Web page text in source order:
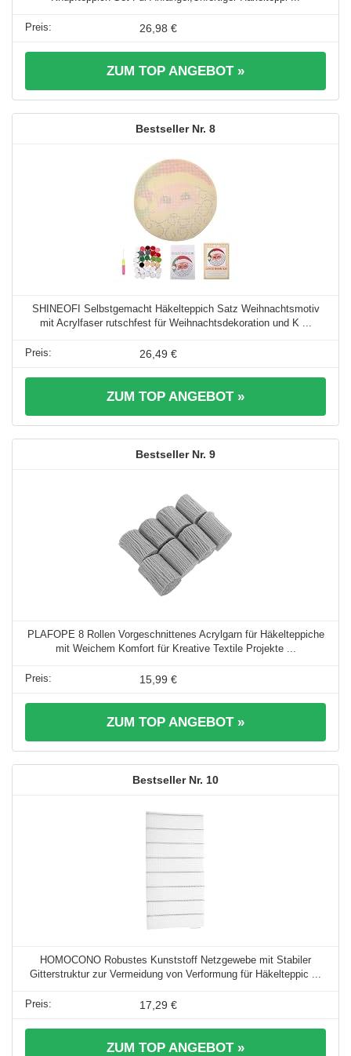
26,98 €
ZUM TOP ANGEBOT »
8
SHINEOFI Selbstgemacht Häkelteppich Satz Weihnachtsmotiv
mit Acrylfaser rutschfest für Weihnachtsdekoration und K ...
26,49 €
ZUM TOP ANGEBOT »
9
PLAFOPE 8 Rollen Vorgeschnittenes Acrylgarn für Häkelteppiche
mit Weichem Komfort für Kreative Textile Projekte ...
15,99 €
ZUM TOP ANGEBOT »
10
HOMOCONO Robustes Kunststoff Netzgewebe mit Stabiler
Gitterstruktur zur Vermeidung von Verformung für Häkelteppic ...
17,29 €
ZUM TOP ANGEBOT »